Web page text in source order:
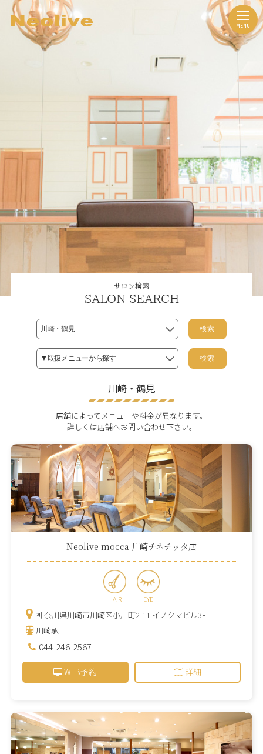
サロン検索
SALON SEARCH
検索
検索
川崎・鶴見
店舗によってメニューや料金が異なります。
詳しくは店舗へお問い合わせ下さい。
Neolive mocca 川崎チネチッタ店
HAIR EYE
神奈川県川崎市川崎区小川町2-11 イノクマビル3F
川崎駅
044-246-2567
WEB予約 詳細